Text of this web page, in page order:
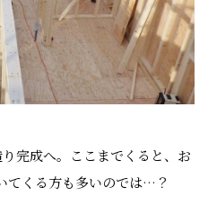
完成へ。ここまでくると、お
てくる方も多いのでは…？